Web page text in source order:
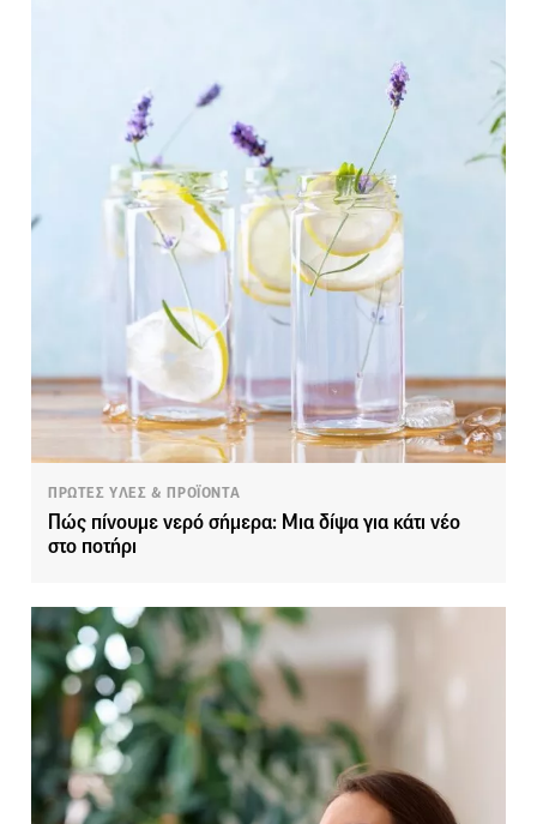
ΠΡΩΤΕΣ ΥΛΕΣ & ΠΡΟΪΟΝΤΑ
Πώς πίνουμε νερό σήμερα: Μια δίψα για κάτι νέο
στο ποτήρι